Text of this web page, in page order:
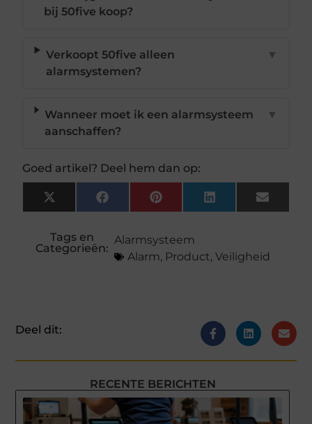
bij 50five koop?
Verkoopt 50five alleen
alarmsystemen?
▼
Wanneer moet ik een alarmsysteem
aanschaffen?
▼
Goed artikel? Deel hem dan op:
X
(Twitter)
FacebookPinterestLinkedInEmail
Tags en
Categorieën:
Alarmsysteem
Alarm, Product,Veiligheid
Deel dit:
RECENTE BERICHTEN